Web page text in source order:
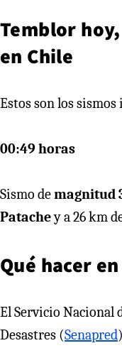
Temblor
en Chile
Estos son los
00:49 horas
Sismo demagnitud
Patachey a 26 km
Qué hacer
El Servicio Nacional
Desastres (Senapred